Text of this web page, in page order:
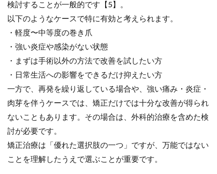
検討することが一般的です【5】。
以下のようなケースで特に有効と考えられます。
・軽度〜中等度の巻き爪
・強い炎症や感染がない状態
・まずは手術以外の方法で改善を試したい方
・日常生活への影響をできるだけ抑えたい方
一方で、再発を繰り返している場合や、強い痛み・炎症・
肉芽を伴うケースでは、矯正だけでは十分な改善が得られ
ないこともあります。その場合は、外科的治療を含めた検
討が必要です。
矯正治療は「優れた選択肢の一つ」ですが、万能ではない
ことを理解したうえで選ぶことが重要です。